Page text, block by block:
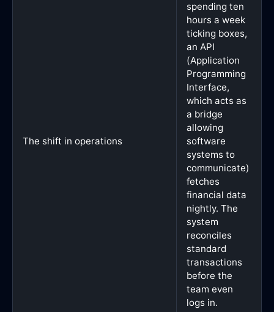
The shift in operations
spending ten
hours a week
ticking boxes,
an API
(Application
Programming
Interface,
which acts as
a bridge
allowing
software
systems to
communicate)
fetches
financial data
nightly. The
system
reconciles
standard
transactions
before the
team even
logs in.